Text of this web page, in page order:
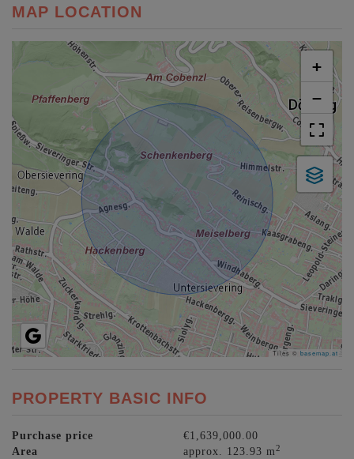
MAP LOCATION
+
−
Tiles © basemap.at
PROPERTY BASIC INFO
Purchase price
€1,639,000.00
Area
approx. 123.93 m2